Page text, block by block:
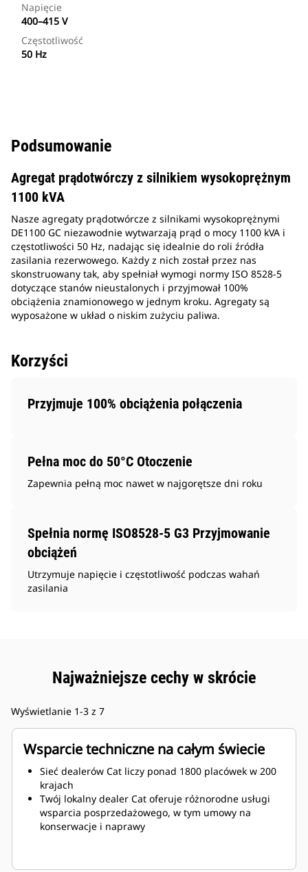
Napięcie
400–415 V
Częstotliwość
50 Hz
Podsumowanie
Agregat prądotwórczy z silnikiem wysokoprężnym
1100 kVA
Nasze agregaty prądotwórcze z silnikami wysokoprężnymi
DE1100 GC niezawodnie wytwarzają prąd o mocy 1100 kVA i
częstotliwości 50 Hz, nadając się idealnie do roli źródła
zasilania rezerwowego. Każdy z nich został przez nas
skonstruowany tak, aby spełniał wymogi normy ISO 8528-5
dotyczące stanów nieustalonych i przyjmował 100%
obciążenia znamionowego w jednym kroku. Agregaty są
wyposażone w układ o niskim zużyciu paliwa.
Korzyści
Przyjmuje 100% obciążenia połączenia
Pełna moc do 50°C Otoczenie
Zapewnia pełną moc nawet w najgorętsze dni roku
Spełnia normę ISO8528-5 G3 Przyjmowanie
obciążeń
Utrzymuje napięcie i częstotliwość podczas wahań
zasilania
Najważniejsze cechy w skrócie
Wyświetlanie 1-3 z 7
Wsparcie techniczne na całym świecie
Sieć dealerów Cat liczy ponad 1800 placówek w 200
krajach
Twój lokalny dealer Cat oferuje różnorodne usługi
wsparcia posprzedażowego, w tym umowy na
konserwacje i naprawy